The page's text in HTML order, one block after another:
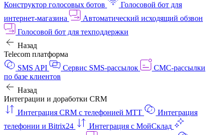
Конструктор голосовых ботов
Голосовой бот для
интернет‑магазина
Автоматический исходящий обзвон
Голосовой бот для техподдержки
Назад
Telecom платформа
SMS API
Сервис SMS-рассылок
СМС-рассылки
по базе клиентов
Назад
Интеграции и доработки CRM
Интеграция CRM с телефонией МТТ
Интеграция
телефонии и Bitrix24
Интеграция с МойСклад